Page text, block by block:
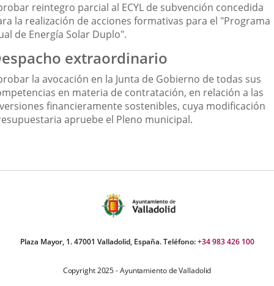
reintegro parcial al ECYL de subvención concedida
la realización de acciones formativas para el "Programa
de Energía Solar Duplo".
extraordinario
la avocación en la Junta de Gobierno de todas sus
en materia de contratación, en relación a las
financieramente sostenibles, cuya modificación
apruebe el Pleno municipal.
Plaza Mayor, 1. 47001 Valladolid, España. Teléfono:+34 983 426 100
Copyright 2025 - Ayuntamiento de Valladolid